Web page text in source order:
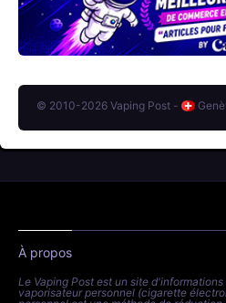
© 2010-2026 Vaping Post -
À propos
Le Vaping Post est un site
vaporisateur personnel (cigarette